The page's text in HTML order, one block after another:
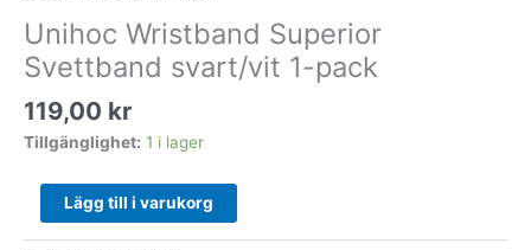
Unihoc Wristband Superior
Svettband svart/vit 1-pack
119,00 kr
Tillgänglighet: 1 i lager
1-
pack
Lägg till i varukorg